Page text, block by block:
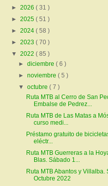
► 2026 ( 31 )
► 2025 ( 51 )
► 2024 ( 58 )
► 2023 ( 70 )
▼ 2022 ( 85 )
►diciembre( 6 )
►noviembre( 5 )
▼octubre( 7 )
Ruta MTB al Cerro de San
Embalse de Pedrez...
Ruta MTB de Las Matas a
curso medi...
Préstamo gratuito de
eléctr...
Ruta MTB Guerreras a la
Blas. Sábado 1...
Ruta MTB Abantos y Villalba.
Octubre 2022